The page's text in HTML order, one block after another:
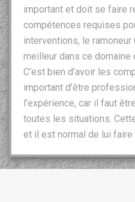
important et doit se faire
compétences requises
interventions, le
meilleur dans ce domaine
C’est bien d’avoir les
important d’être
l’expérience, car il faut
toutes les situations.
et il est normal de lui faire